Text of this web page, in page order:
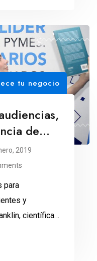
que muchos se
From
[…]
tu negocio
de
2019
para
y
científica
explica